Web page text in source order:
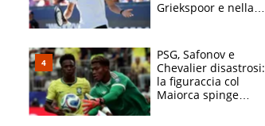
Griekspoor e nella
terzo. Quanti malori
a Montreal
PSG, Safonov e
Chevalier disastrosi:
la figuraccia col
Maiorca spinge